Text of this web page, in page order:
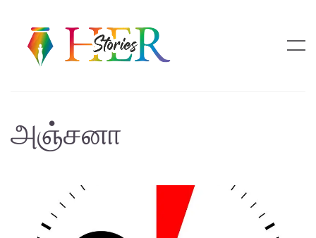
அஞ்சனா